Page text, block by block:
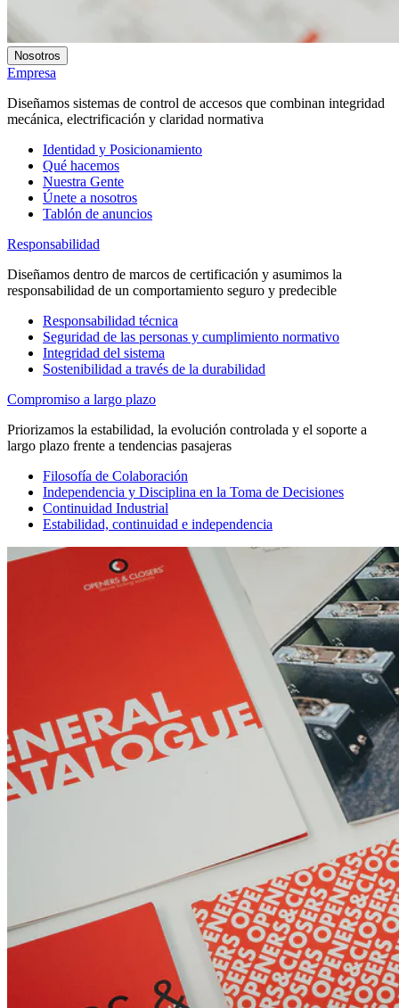
Nosotros
Empresa
Diseñamos sistemas de control de accesos que combinan integridad
mecánica, electrificación y claridad normativa
Identidad y Posicionamiento
Qué hacemos
Nuestra Gente
Únete a nosotros
Tablón de anuncios
Responsabilidad
Diseñamos dentro de marcos de certificación y asumimos la
responsabilidad de un comportamiento seguro y predecible
Responsabilidad técnica
Seguridad de las personas y cumplimiento normativo
Integridad del sistema
Sostenibilidad a través de la durabilidad
Compromiso a largo plazo
Priorizamos la estabilidad, la evolución controlada y el soporte a
largo plazo frente a tendencias pasajeras
Filosofía de Colaboración
Independencia y Disciplina en la Toma de Decisiones
Continuidad Industrial
Estabilidad, continuidad e independencia